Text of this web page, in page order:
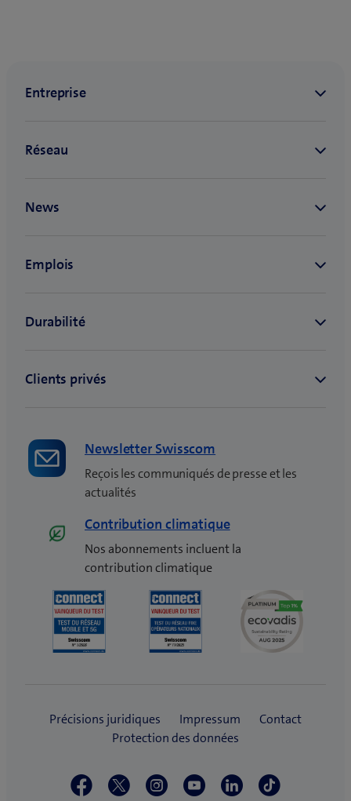
Newsletter Swisscom
Reçois les communiqués de presse et les
actualités
Contribution climatique
Nos abonnements incluent la
contribution climatique